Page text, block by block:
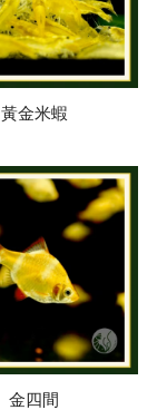
黃金米蝦
金四間